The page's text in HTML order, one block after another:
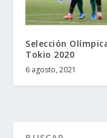
Selección
Tokio 2020
6 agosto, 2021